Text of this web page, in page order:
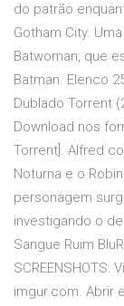
do patrão
Gotham City.
Batwoman, que
Batman. Elenco
Dublado Torrent
Download nos
Torrent]. Alfred
Noturna e o
personagem
investigando o
Sangue Ruim
imgur.com. Abrir